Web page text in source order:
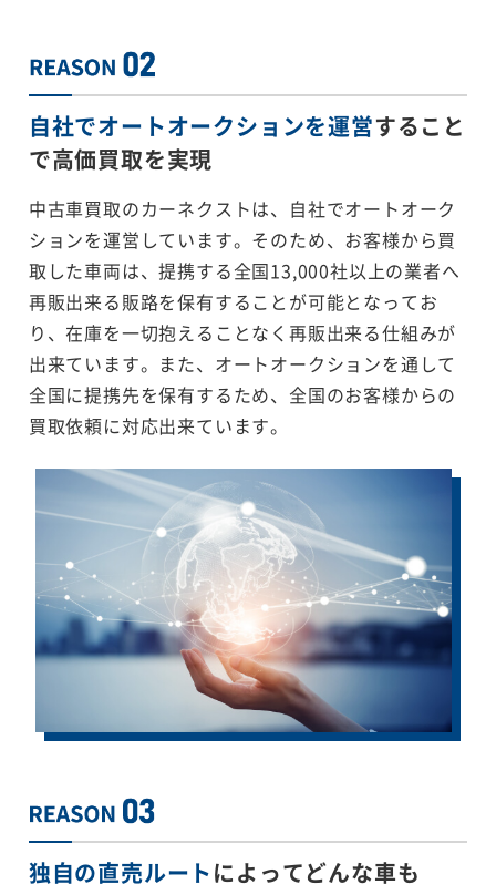
自社でオートオークションを運営すること
で高価買取を実現
中古車買取のカーネクストは、自社でオートオーク
ションを運営しています。そのため、お客様から買
取した車両は、提携する全国13,000社以上の業者へ
再販出来る販路を保有することが可能となってお
り、在庫を一切抱えることなく再販出来る仕組みが
出来ています。また、オートオークションを通して
全国に提携先を保有するため、全国のお客様からの
買取依頼に対応出来ています。
独自の直売ルートによってどんな車も